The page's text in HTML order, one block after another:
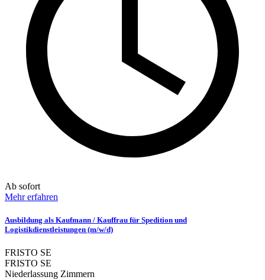
Ab sofort
Mehr erfahren
Ausbildung als Kaufmann / Kauffrau für Spedition und
Logistikdienstleistungen (m/w/d)
FRISTO SE
FRISTO SE
Niederlassung Zimmern